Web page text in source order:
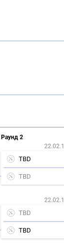
Раунд 2
TBD
TBD
TBD
TBD